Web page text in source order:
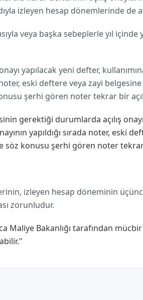
izleyen hesap dönemlerinde de
veya başka sebeplerle yıl
yapılacak yeni defter,
eski deftere veya zayi
şerhi gören noter tekrar bir
gerektiği durumlarda açılış
yapıldığı sırada noter, eski
konusu şerhi gören noter tekrar
izleyen hesap döneminin
zorunludur.
Maliye Bakanlığı tarafından